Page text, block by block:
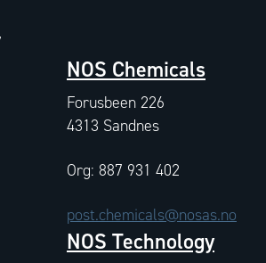
NOS Chemicals
Forusbeen 226
4313 Sandnes
Org: 887 931 402
post.chemicals@nosas.no
NOS Technology